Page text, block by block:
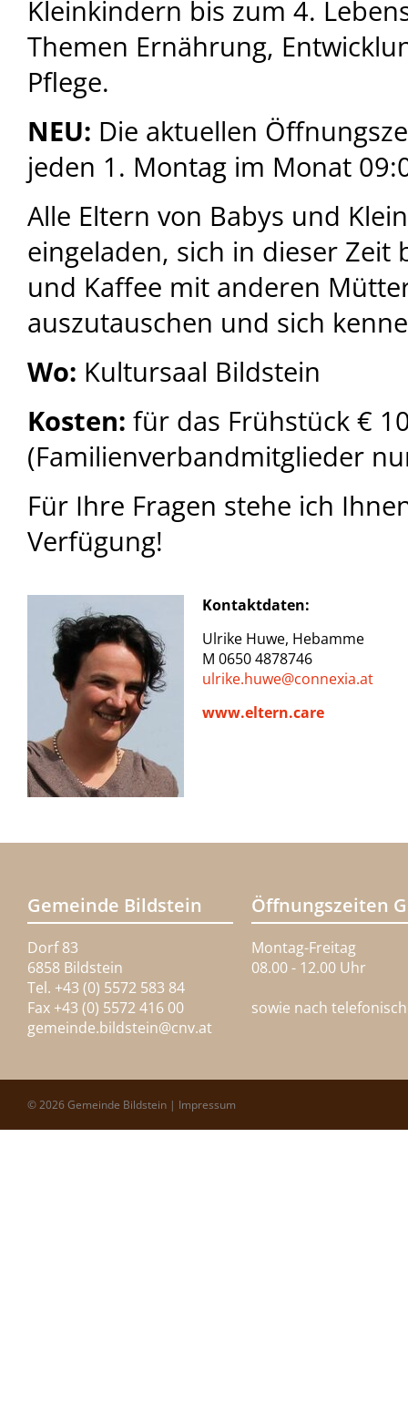
Kleinkindern bis zum 4.
Themen Ernährung,
Pflege.
NEU: Die aktuellen
jeden 1. Montag im Monat
Alle Eltern von Babys und
eingeladen, sich in dieser Zeit
und Kaffee mit anderen
auszutauschen und sich
Wo: Kultursaal Bildstein
Kosten: für das Frühstück €
(Familienverbandmitglieder
Für Ihre Fragen stehe ich
Verfügung!
Kontaktdaten:
Ulrike Huwe, Hebamme
M 0650 4878746
ulrike.huwe@connexia.at
www.eltern.care
Gemeinde Bildstein
Dorf 83
6858 Bildstein
Tel. +43 (0) 5572 583 84
Fax +43 (0) 5572 416 00
gemeinde.bildstein@cnv.at
Öffnungszeiten
Montag-Freitag
08.00 - 12.00 Uhr
sowie nach
© 2026 Gemeinde Bildstein | Impressum